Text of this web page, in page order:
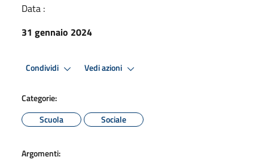
Data :
31 gennaio 2024
Condividi Vedi azioni
Categorie:
Scuola
Sociale
Argomenti: